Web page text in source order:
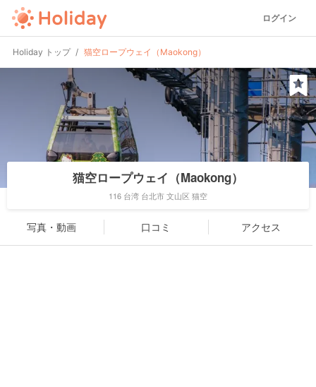
ログイン
Holiday トップ 猫空ロープウェイ（Maokong）
猫空ロープウェイ（Maokong）
116 台湾 台北市 文山区 猫空
写真・動画 口コミ アクセス